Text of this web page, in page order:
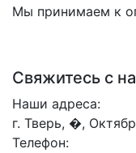
Мы принимаем к
Свяжитесь с
Наши адреса:
г. Тверь, �,
Телефон: